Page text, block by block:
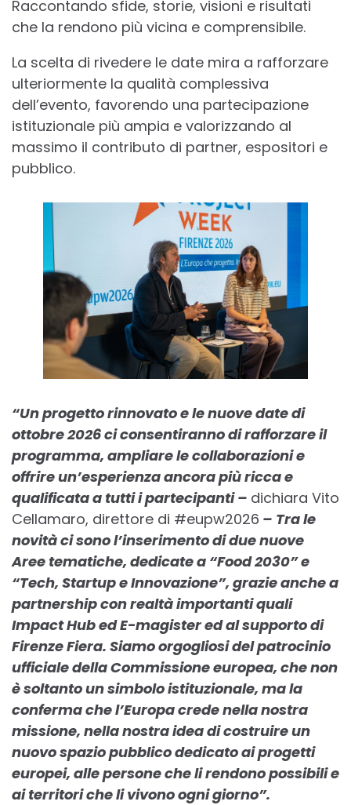
Raccontando sfide, storie, visioni e risultati
che la rendono più vicina e comprensibile.
La scelta di rivedere le date mira a rafforzare
ulteriormente la qualità complessiva
dell’evento, favorendo una partecipazione
istituzionale più ampia e valorizzando al
massimo il contributo di partner, espositori e
pubblico.
“Un progetto rinnovato e le nuove date di
ottobre 2026 ci consentiranno di rafforzare il
programma, ampliare le collaborazioni e
offrire un’esperienza ancora più ricca e
qualificata a tutti i partecipanti – dichiara Vito
Cellamaro, direttore di #eupw2026 – Tra le
novità ci sono l’inserimento di duenuove
Aree tematiche, dedicate a “Food 2030” e
“Tech, Startup e Innovazione”, grazie anche a
partnership con realtà importanti quali
Impact HubedE-magistered al supporto di
Firenze Fiera. Siamo orgogliosi delpatrocinio
ufficiale della Commissione europea, che non
è soltanto un simbolo istituzionale, ma la
conferma che l’Europa crede nella nostra
missione, nella nostra idea di costruire un
nuovo spazio pubblico dedicato ai progetti
europei, alle persone che li rendono possibili e
ai territori che li vivono ogni giorno”.